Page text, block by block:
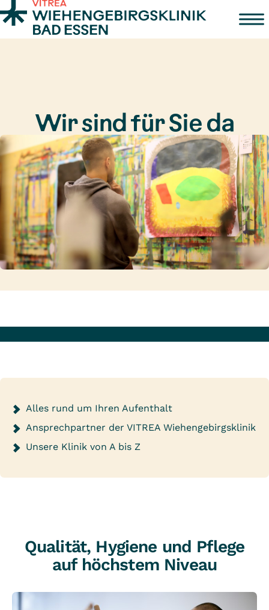
Zum Inhalt springen
Wir sind für Sie da
Alles rund um Ihren Aufenthalt
Ansprechpartner der VITREA Wiehengebirgsklinik
Unsere Klinik von A bis Z
Qualität, Hygiene und Pflege
auf höchstem Niveau